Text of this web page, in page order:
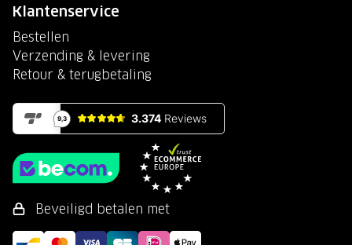
Klantenservice
Bestellen
Verzending & levering
Retour & terugbetaling
Beveiligd betalen met